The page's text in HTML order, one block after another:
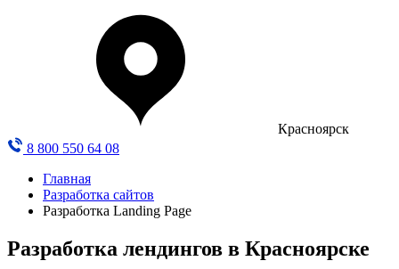
Красноярск
8 800 550 64 08
Главная
Разработка сайтов
Разработка Landing Page
Разработка лендингов в Красноярске